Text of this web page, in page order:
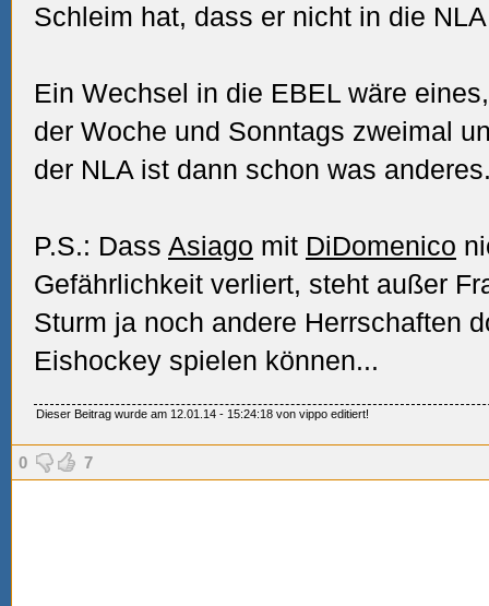
Schleim hat, dass er nicht in die
Ein Wechsel in die EBEL wäre
der Woche und Sonntags zweimal
der NLA ist dann schon was
P.S.: Dass Asiago mit DiDomenico
Gefährlichkeit verliert, steht außer
Sturm ja noch andere Herrschaften
Eishockey spielen können...
Dieser Beitrag wurde am 12.01.14 - 15:24:18 von vippo editiert!
0 7